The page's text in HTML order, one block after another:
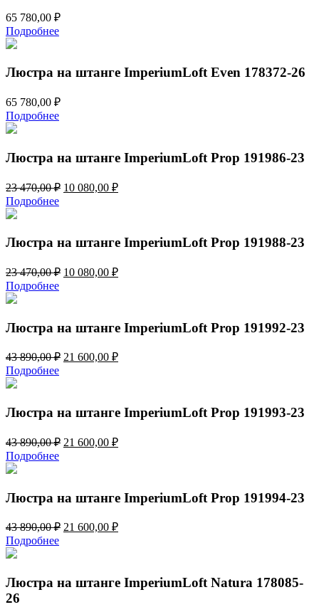
65 780,00 ₽
Подробнее
Люстра на штанге ImperiumLoft Even 178372-26
65 780,00 ₽
Подробнее
Люстра на штанге ImperiumLoft Prop 191986-23
23 470,00₽ Первоначальная
470,00 ₽.
10 080,00 ₽Текущая
Подробнее
Люстра на штанге ImperiumLoft Prop 191988-23
23 470,00₽ Первоначальная
10 080,00 ₽Текущая
Подробнее
Люстра на штанге ImperiumLoft Prop 191992-23
43 890,00₽ Первоначальная
890,00 ₽.
21 600,00 ₽Текущая
Подробнее
Люстра на штанге ImperiumLoft Prop 191993-23
43 890,00₽ Первоначальная
21 600,00 ₽Текущая
Подробнее
Люстра на штанге ImperiumLoft Prop 191994-23
43 890,00₽ Первоначальная
21 600,00 ₽Текущая
Подробнее
Люстра на штанге ImperiumLoft Natura 178085-
26